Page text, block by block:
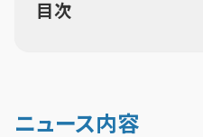
目次
ニュース内容